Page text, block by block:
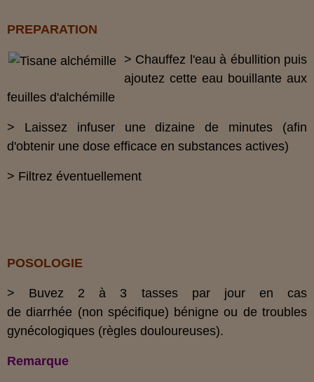
PREPARATION
> Chauffez l'eau à ébullition puis
ajoutez cette eau bouillante aux
feuilles d'alchémille
> Laissez infuser une dizaine de minutes (afin
d'obtenir une dose efficace en substances actives)
> Filtrez éventuellement
POSOLOGIE
> Buvez 2 à 3 tasses par jour en cas
de diarrhée (non spécifique) bénigne ou de troubles
gynécologiques (règles douloureuses).
Remarque